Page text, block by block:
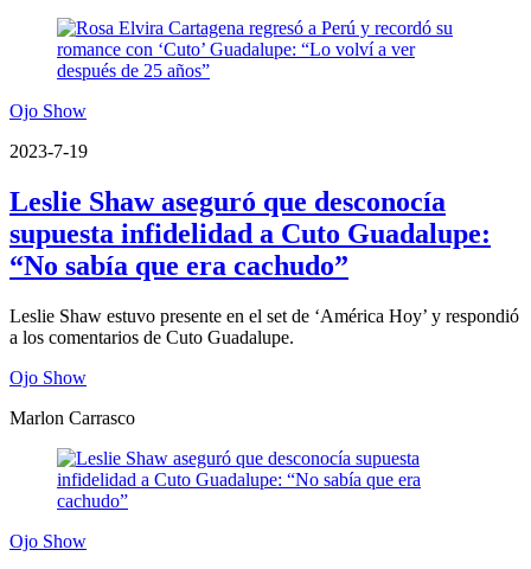
Ojo Show
2023-7-19
Leslie Shaw aseguró que desconocía
supuesta infidelidad a Cuto Guadalupe:
“No sabía que era cachudo”
Leslie Shaw estuvo presente en el set de ‘América Hoy’ y respondió
a los comentarios de Cuto Guadalupe.
Ojo Show
Marlon Carrasco
Ojo Show